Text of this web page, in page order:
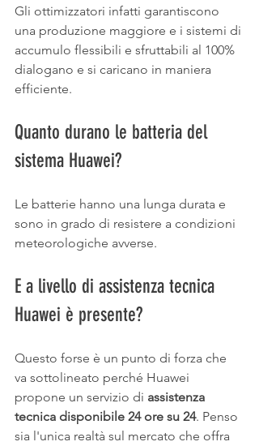
Gli ottimizzatori infatti garantiscono
una produzione maggiore e i sistemi di
accumulo flessibili e sfruttabili al 100%
dialogano e si caricano in maniera
efficiente.
Quanto durano le batteria del
sistema Huawei?
Le batterie hanno una lunga durata e
sono in grado di resistere a condizioni
meteorologiche avverse.
E a livello di assistenza tecnica
Huawei è presente?
Questo forse è un punto di forza che
va sottolineato perché Huawei
propone un servizio di assistenza
tecnica disponibile 24 ore su 24. Penso
sia l'unica realtà sul mercato che offra